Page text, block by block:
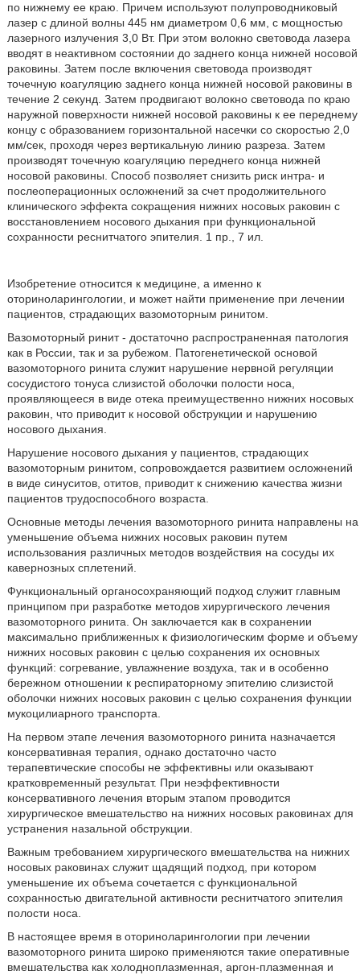
по нижнему ее краю. Причем используют полупроводниковый
лазер с длиной волны 445 нм диаметром 0,6 мм, с мощностью
лазерного излучения 3,0 Вт. При этом волокно световода лазера
вводят в неактивном состоянии до заднего конца нижней носовой
раковины. Затем после включения световода производят
точечную коагуляцию заднего конца нижней носовой раковины в
течение 2 секунд. Затем продвигают волокно световода по краю
наружной поверхности нижней носовой раковины к ее переднему
концу с образованием горизонтальной насечки со скоростью 2,0
мм/сек, проходя через вертикальную линию разреза. Затем
производят точечную коагуляцию переднего конца нижней
носовой раковины. Способ позволяет снизить риск интра- и
послеоперационных осложнений за счет продолжительного
клинического эффекта сокращения нижних носовых раковин с
восстановлением носового дыхания при функциональной
сохранности реснитчатого эпителия. 1 пр., 7 ил.
Изобретение относится к медицине, а именно к
оториноларингологии, и может найти применение при лечении
пациентов, страдающих вазомоторным ринитом.
Вазомоторный ринит - достаточно распространенная патология
как в России, так и за рубежом. Патогенетической основой
вазомоторного ринита служит нарушение нервной регуляции
сосудистого тонуса слизистой оболочки полости носа,
проявляющееся в виде отека преимущественно нижних носовых
раковин, что приводит к носовой обструкции и нарушению
носового дыхания.
Нарушение носового дыхания у пациентов, страдающих
вазомоторным ринитом, сопровождается развитием осложнений
в виде синуситов, отитов, приводит к снижению качества жизни
пациентов трудоспособного возраста.
Основные методы лечения вазомоторного ринита направлены на
уменьшение объема нижних носовых раковин путем
использования различных методов воздействия на сосуды их
кавернозных сплетений.
Функциональный органосохраняющий подход служит главным
принципом при разработке методов хирургического лечения
вазомоторного ринита. Он заключается как в сохранении
максимально приближенных к физиологическим форме и объему
нижних носовых раковин с целью сохранения их основных
функций: согревание, увлажнение воздуха, так и в особенно
бережном отношении к респираторному эпителию слизистой
оболочки нижних носовых раковин с целью сохранения функции
мукоцилиарного транспорта.
На первом этапе лечения вазомоторного ринита назначается
консервативная терапия, однако достаточно часто
терапевтические способы не эффективны или оказывают
кратковременный результат. При неэффективности
консервативного лечения вторым этапом проводится
хирургическое вмешательство на нижних носовых раковинах для
устранения назальной обструкции.
Важным требованием хирургического вмешательства на нижних
носовых раковинах служит щадящий подход, при котором
уменьшение их объема сочетается с функциональной
сохранностью двигательной активности реснитчатого эпителия
полости носа.
В настоящее время в оториноларингологии при лечении
вазомоторного ринита широко применяются такие оперативные
вмешательства как холодноплазменная, аргон-плазменная и